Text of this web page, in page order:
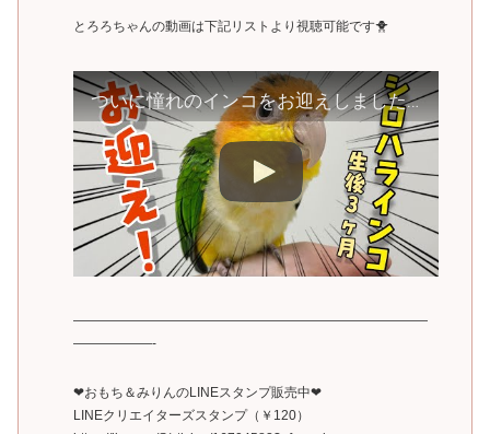
とろろちゃんの動画は下記リストより視聴可能です🐥
ついに憧れのインコをお迎えしました 【シロハラインコ】
———————————————————————————
——————-
❤︎おもち＆みりんのLINEスタンプ販売中❤︎
LINEクリエイターズスタンプ（￥120）